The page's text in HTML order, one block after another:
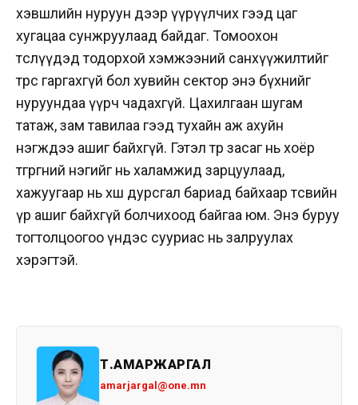
хэвшлийн нуруун дээр үүрүүлчих гээд цаг
хугацаа сунжруулаад байдаг. Томоохон
төслүүдэд тодорхой хэмжээний санхүүжилтийг
төрөөс гаргахгүй бол хувийн сектор энэ бүхнийг
нуруундаа үүрч чадахгүй. Цахилгаан шугам
татаж, зам тавилаа гээд тухайн аж ахуйн
нэгждээ ашиг байхгүй. Гэтэл төр засаг нь хоёр
төгрөгний нэгийг нь халамжид зарцуулаад,
хажуугаар нь хөшөө дурсгал бариад байхаар төсвийн
үр ашиг байхгүй болчихоод байгаа юм. Энэ буруу
тогтолцоогоо үндэс сууриас нь залруулах
хэрэгтэй.
Т.АМАРЖАРГАЛ
amarjargal@one.mn